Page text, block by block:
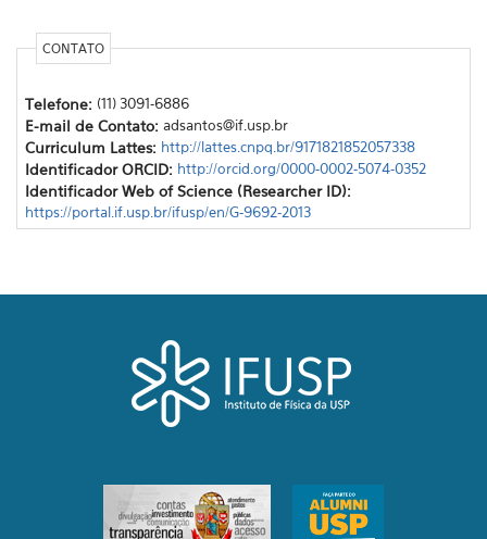
CONTATO
Telefone: (11) 3091-6886
E-mail de Contato: adsantos@if.usp.br
Curriculum Lattes: http://lattes.cnpq.br/9171821852057338
Identificador ORCID: http://orcid.org/0000-0002-5074-0352
Identificador Web of Science (Researcher ID):
https://portal.if.usp.br/ifusp/en/G-9692-2013